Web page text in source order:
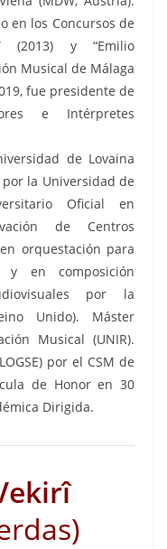
en los Concursos de
(2013) y “Emilio
Musical de Málaga
fue presidente de
e Intérpretes
de Lovaina
por la Universidad de
Oficial en
de Centros
orquestación para
y en composición
por la
Unido). Máster
Musical (UNIR).
por el CSM de
de Honor en 30
Dirigida.